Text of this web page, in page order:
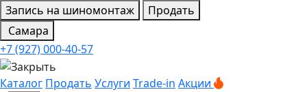
Запись на шиномонтаж
Продать
Самара
+7 (927) 000-40-57
Каталог Продать Услуги Trade-in Акции